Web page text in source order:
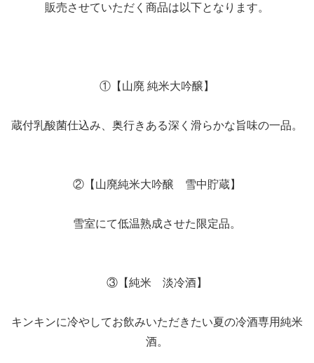
販売させていただく商品は以下となります。
①【山廃 純米大吟醸】
蔵付乳酸菌仕込み、奥行きある深く滑らかな旨味の一品。
②【山廃純米大吟醸 雪中貯蔵】
雪室にて低温熟成させた限定品。
③【純米 淡冷酒】
キンキンに冷やしてお飲みいただきたい夏の冷酒専用純米
酒。